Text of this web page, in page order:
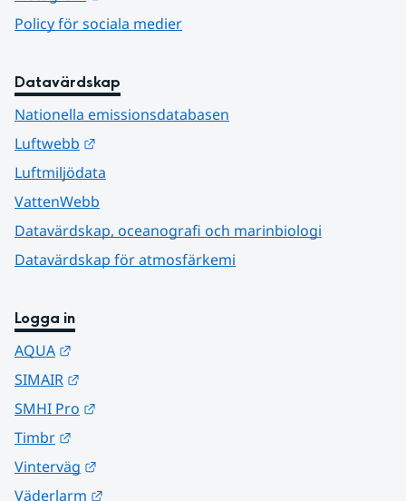
Policy för sociala medier
Datavärdskap
Nationella emissionsdatabasen
Luftwebb
Luftmiljödata
VattenWebb
Datavärdskap, oceanografi och marinbiologi
Datavärdskap för atmosfärkemi
Logga in
AQUA
SIMAIR
SMHI Pro
Timbr
Vinterväg
Väderlarm